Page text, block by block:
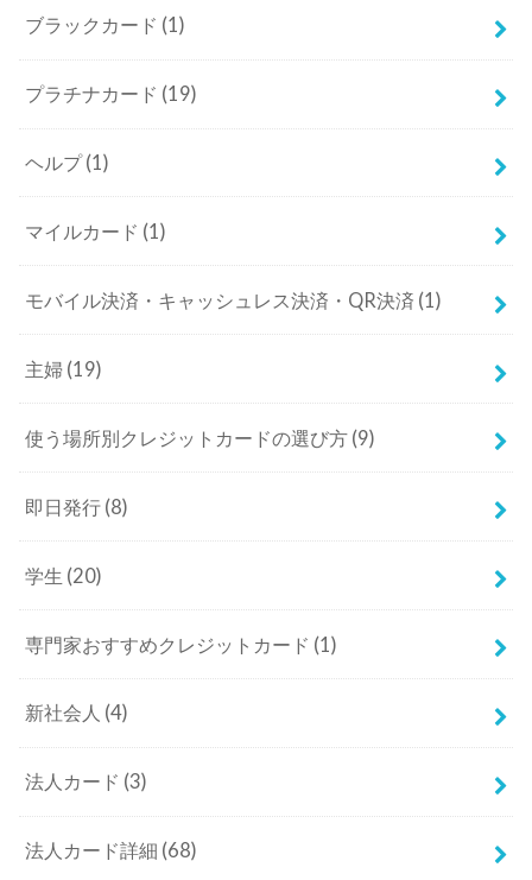
ブラックカード (1)
プラチナカード (19)
ヘルプ(1)
マイルカード (1)
モバイル決済・キャッシュレス決済・QR決済 (1)
主婦 (19)
使う場所別クレジットカードの選び方 (9)
即日発行 (8)
学生 (20)
専門家おすすめクレジットカード (1)
新社会人 (4)
法人カード (3)
法人カード詳細 (68)